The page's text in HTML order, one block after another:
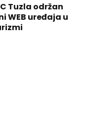
Tuzla održan
WEB uređaja u